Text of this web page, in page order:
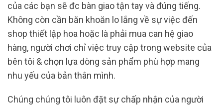
của các bạn sẽ đc bàn giao tận tay và đúng tiếng.
Không còn cần băn khoăn lo lắng về sự việc đến
shop thiết lập hoa hoặc là phải mua can hệ giao
hàng, người chơi chỉ việc truy cập trong website của
bên tôi & chọn lựa dòng sản phẩm phù hợp mang
nhu yếu của bản thân mình.
Chúng chúng tôi luôn đặt sự chấp nhận của người